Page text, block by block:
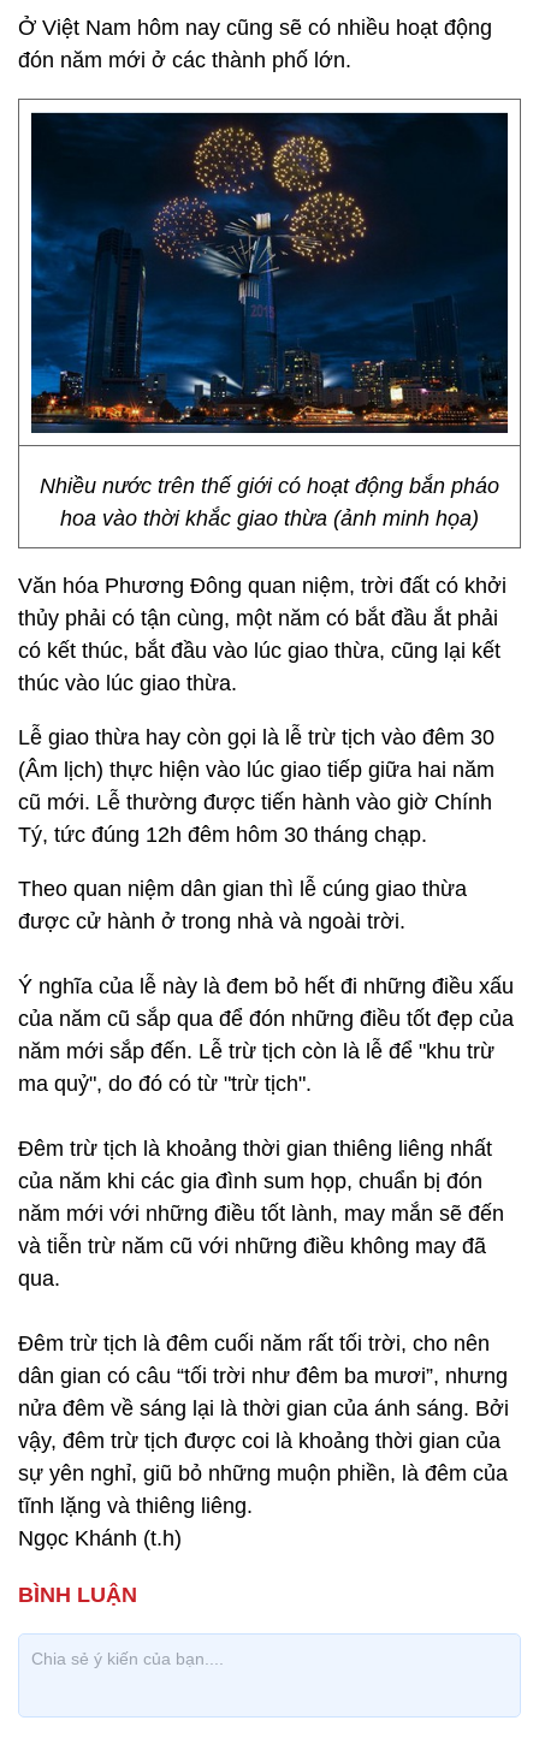
Ở Việt Nam hôm nay cũng sẽ có nhiều hoạt động
đón năm mới ở các thành phố lớn.
Nhiều nước trên thế giới có hoạt động bắn pháo
hoa vào thời khắc giao thừa (ảnh minh họa)
Văn hóa Phương Đông quan niệm, trời đất có khởi
thủy phải có tận cùng, một năm có bắt đầu ắt phải
có kết thúc, bắt đầu vào lúc giao thừa, cũng lại kết
thúc vào lúc giao thừa.
Lễ giao thừa hay còn gọi là lễ trừ tịch vào đêm 30
(Âm lịch) thực hiện vào lúc giao tiếp giữa hai năm
cũ mới. Lễ thường được tiến hành vào giờ Chính
Tý, tức đúng 12h đêm hôm 30 tháng chạp.
Theo quan niệm dân gian thì lễ cúng giao thừa
được cử hành ở trong nhà và ngoài trời.
Ý nghĩa của lễ này là đem bỏ hết đi những điều xấu
của năm cũ sắp qua để đón những điều tốt đẹp của
năm mới sắp đến. Lễ trừ tịch còn là lễ để "khu trừ
ma quỷ", do đó có từ "trừ tịch".
Đêm trừ tịch là khoảng thời gian thiêng liêng nhất
của năm khi các gia đình sum họp, chuẩn bị đón
năm mới với những điều tốt lành, may mắn sẽ đến
và tiễn trừ năm cũ với những điều không may đã
qua.
Đêm trừ tịch là đêm cuối năm rất tối trời, cho nên
dân gian có câu “tối trời như đêm ba mươi”, nhưng
nửa đêm về sáng lại là thời gian của ánh sáng. Bởi
vậy, đêm trừ tịch được coi là khoảng thời gian của
sự yên nghỉ, giũ bỏ những muộn phiền, là đêm của
tĩnh lặng và thiêng liêng.
Ngọc Khánh (t.h)